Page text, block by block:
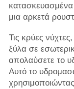
κατασκευασμένα
μια αρκετά
Τις κρύες
ξύλα σε
απολαύσετε το
Αυτό το